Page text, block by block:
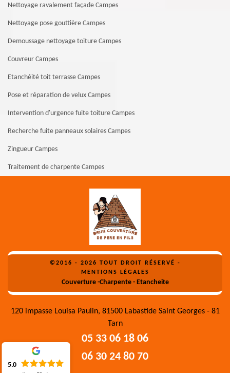
Nettoyage ravalement façade Campes
Nettoyage pose gouttière Campes
Demoussage nettoyage toiture Campes
Couvreur Campes
Etanchéité toit terrasse Campes
Pose et réparation de velux Campes
Intervention d'urgence fuite toiture Campes
Recherche fuite panneaux solaires Campes
Zingueur Campes
Traitement de charpente Campes
©2016 - 2026 TOUT DROIT RÉSERVÉ -
MENTIONS LÉGALES
Couverture -Charpente - Etancheite
120 impasse Louisa Paulin, 81500 Labastide Saint Georges - 81
Tarn
05 33 06 18 06
06 30 24 80 70
5.0